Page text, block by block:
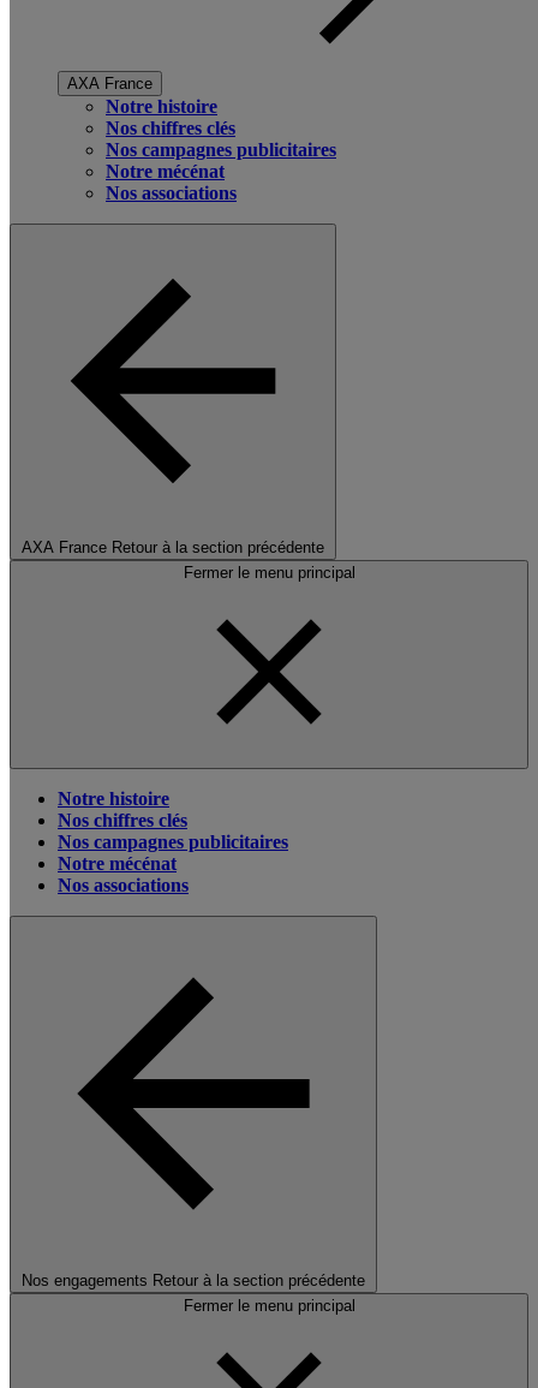
AXA France
Notre histoire
Nos chiffres clés
Nos campagnes publicitaires
Notre mécénat
Nos associations
AXA France Retour à la section précédente
Fermer le menu principal
Notre histoire
Nos chiffres clés
Nos campagnes publicitaires
Notre mécénat
Nos associations
Nos engagements Retour à la section précédente
Fermer le menu principal